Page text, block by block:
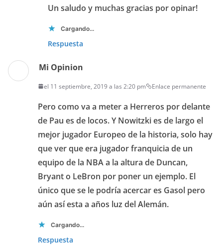
Un saludo y muchas gracias por opinar!
Cargando...
Respuesta
Mi Opinion
el 11 septiembre, 2019 a las 2:20 pm Enlace permanente
Pero como va a meter a Herreros por delante
de Pau es de locos. Y Nowitzki es de largo el
mejor jugador Europeo de la historia, solo hay
que ver que era jugador franquicia de un
equipo de la NBA a la altura de Duncan,
Bryant o LeBron por poner un ejemplo. El
único que se le podría acercar es Gasol pero
aún así esta a años luz del Alemán.
Cargando...
Respuesta